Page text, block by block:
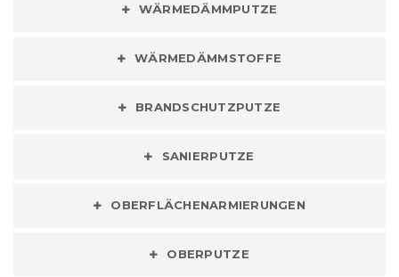
WÄRMEDÄMMPUTZE
WÄRMEDÄMMSTOFFE
BRANDSCHUTZPUTZE
SANIERPUTZE
OBERFLÄCHENARMIERUNGEN
OBERPUTZE